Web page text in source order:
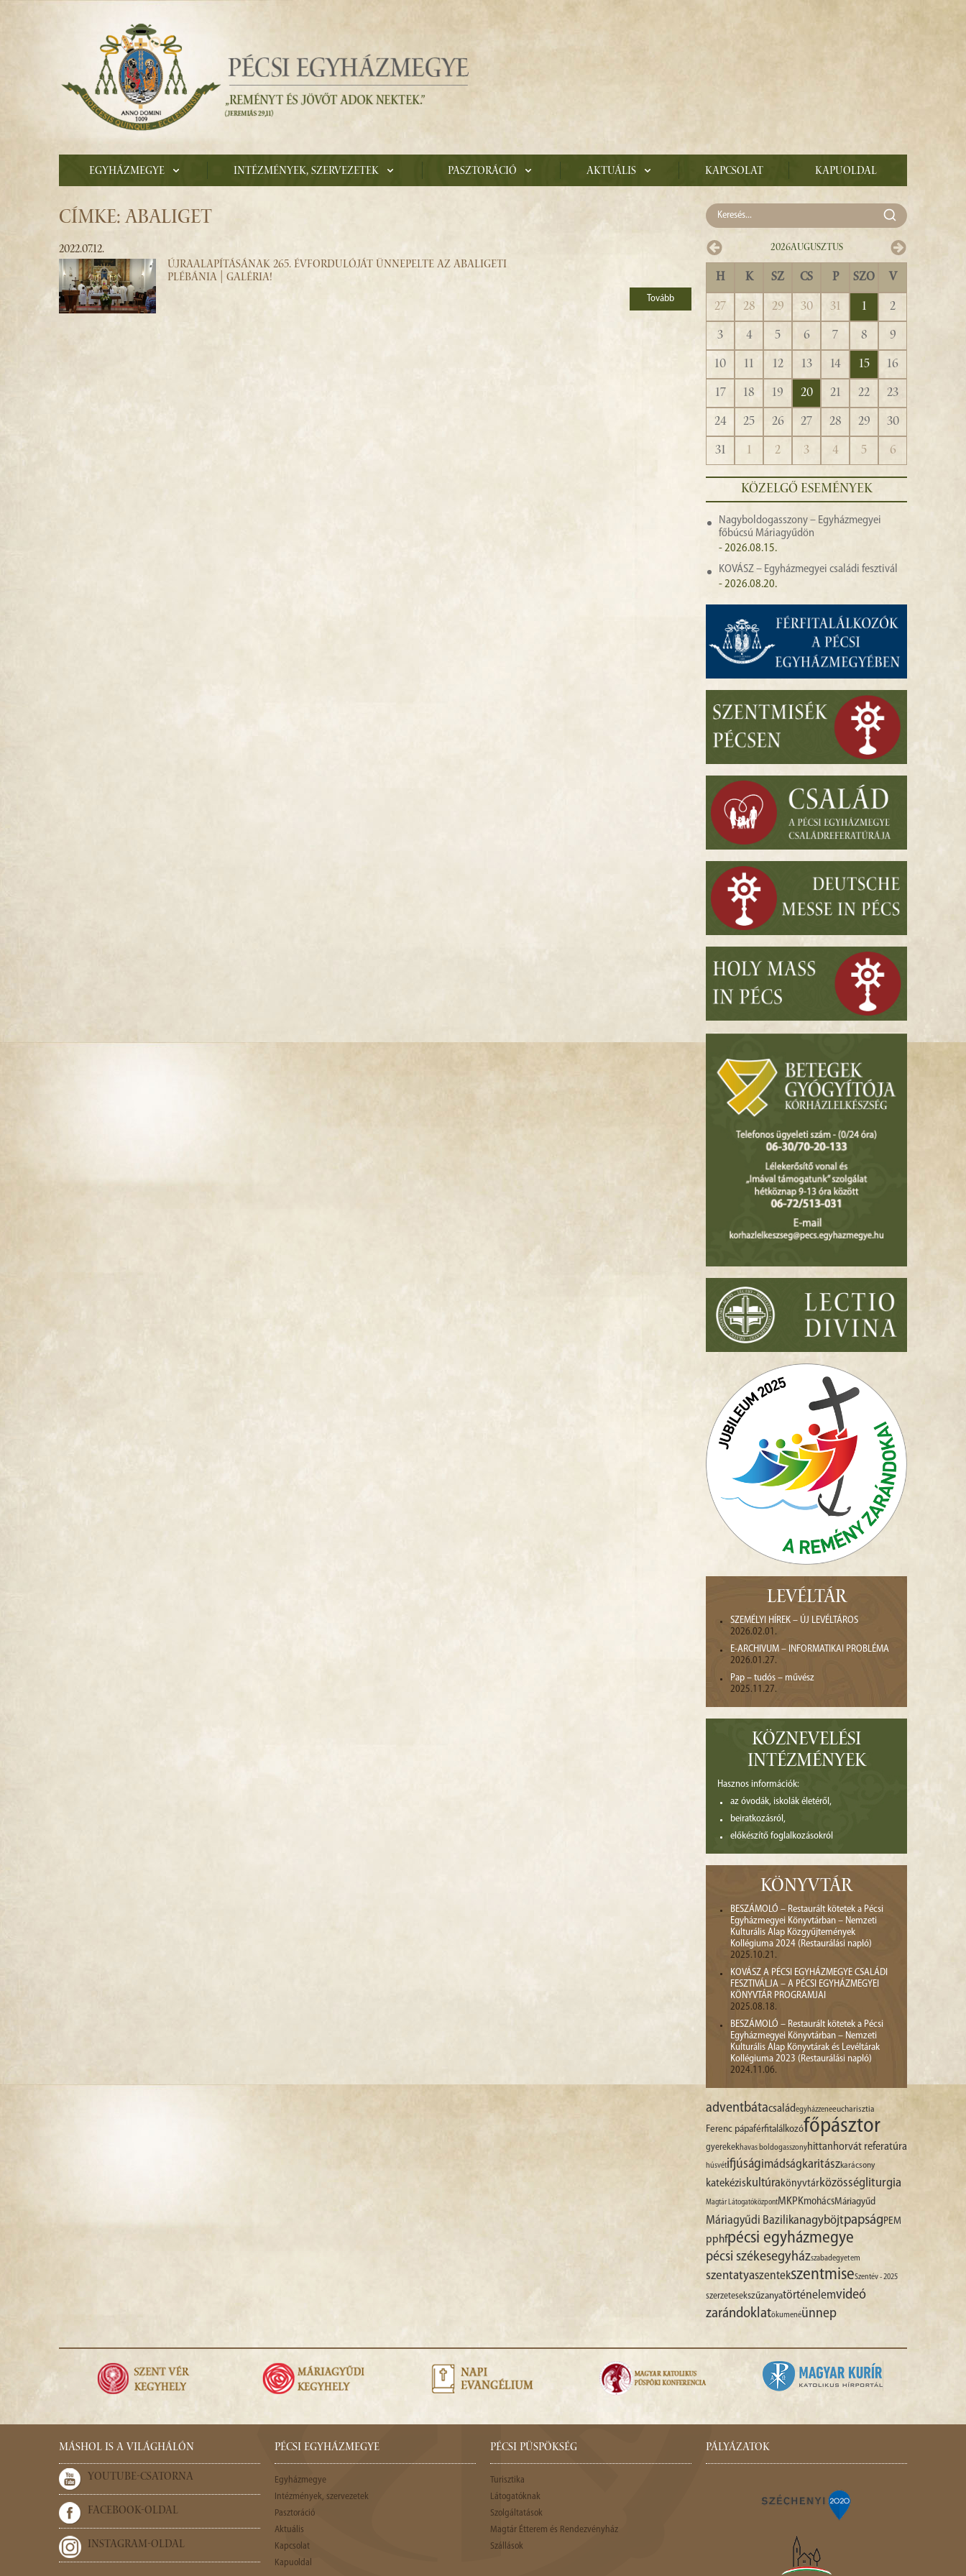
Egyházmegye Intézmények, szervezetek Pasztoráció Aktuális Kapcsolat Kapuoldal
CÍMKE: ABALIGET
2022.07.12.
ÚJRAALAPÍTÁSÁNAK 265. ÉVFORDULÓJÁT ÜNNEPELTE AZ ABALIGETI
PLÉBÁNIA | GALÉRIA!
Tovább
2026Augusztus
H K SZ CS P SZO V
27 28 29 30 31 1
2
3
4 5 6 7 8
9
10
11 12 13 14 15
16
17
18 19 20 21 22
23
24
25 26 27 28 29
30
31
1 2 3 4 5 6
KÖZELGŐ ESEMÉNYEK
Nagyboldogasszony – Egyházmegyei
főbúcsú Máriagyűdön
- 2026.08.15.
KOVÁSZ – Egyházmegyei családi fesztivál
- 2026.08.20.
LEVÉLTÁR
SZEMÉLYI HÍREK – ÚJ LEVÉLTÁROS
2026.02.01.
E-ARCHIVUM – INFORMATIKAI PROBLÉMA
2026.01.27.
Pap – tudós – művész
2025.11.27.
KÖZNEVELÉSI
INTÉZMÉNYEK
Hasznos információk:
az óvodák, iskolák életéről,
beiratkozásról,
előkészítő foglalkozásokról
KÖNYVTÁR
BESZÁMOLÓ – Restaurált kötetek a Pécsi
Egyházmegyei Könyvtárban – Nemzeti
Kulturális Alap Közgyűjtemények
Kollégiuma 2024 (Restaurálási napló)
2025.10.21.
KOVÁSZ A PÉCSI EGYHÁZMEGYE CSALÁDI
FESZTIVÁLJA – A PÉCSI EGYHÁZMEGYEI
KÖNYVTÁR PROGRAMJAI
2025.08.18.
BESZÁMOLÓ – Restaurált kötetek a Pécsi
Egyházmegyei Könyvtárban – Nemzeti
Kulturális Alap Könyvtárak és Levéltárak
Kollégiuma 2023 (Restaurálási napló)
2024.11.06.
adventbátacsaládegyházzeneeucharisztia
Ferenc pápaférfitalálkozófőpásztor
gyerekekhavas boldogasszonyhittanhorvát referatúra
húsvétifjúságimádságkaritászkarácsony
katekéziskultúra könyvtárközösségliturgia
Magtár LátogatóközpontMKPKmohácsMáriagyűd
Máriagyűdi Bazilikanagyböjtpapság PEM
pphfpécsi egyházmegye
pécsi székesegyházszabadegyetem
szentatyaszentekszentmiseSzentév - 2025
szerzetesekszűzanyatörténelemvideó
zarándoklatökumenéünnep
MÁSHOL IS A VILÁGHÁLÓN
YOUTUBE-CSATORNA
FACEBOOK-OLDAL
INSTAGRAM-OLDAL
PÉCSI EGYHÁZMEGYE
Egyházmegye
Intézmények, szervezetek
Pasztoráció
Aktuális
Kapcsolat
Kapuoldal
PÉCSI PÜSPÖKSÉG
Turisztika
Látogatóknak
Szolgáltatások
Magtár Étterem és Rendezvényház
Szállások
PÁLYÁZATOK